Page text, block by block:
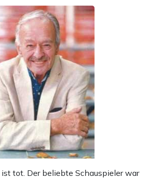
tot. Der beliebte Schauspieler war